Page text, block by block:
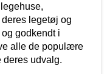
legetøj og
godkendt i
alle de populære
deres udvalg.